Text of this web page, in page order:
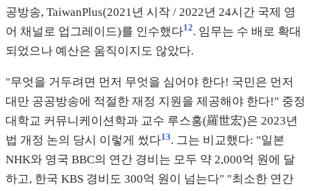
공방송, TaiwanPlus(2021년 시작 / 2022년 24시간 국제 영
어 채널로 업그레이드)를 인수했다12. 임무는 수 배로 확대
되었으나 예산은 움직이지도 않았다.
"무엇을 거두려면 먼저 무엇을 심어야 한다! 국민은 먼저
대만 공공방송에 적절한 재정 지원을 제공해야 한다!" 중정
대학교 커뮤니케이션학과 교수 루스홍(羅世宏)은 2023년
법 개정 논의 당시 이렇게 썼다13. 그는 비교했다: "일본
NHK와 영국 BBC의 연간 경비는 모두 약 2,000억 원에 달
하고, 한국 KBS 경비도 300억 원이 넘는다" "최소한 연간